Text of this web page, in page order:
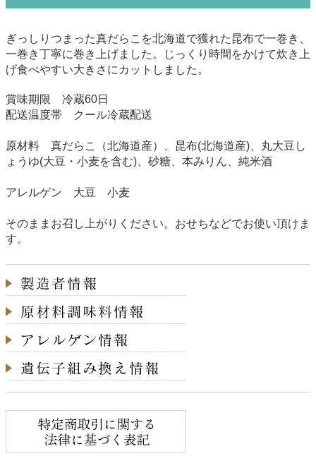
ぎっしりつまった真だらこを北海道で獲れた昆布で一巻き、
一巻き丁寧に巻き上げました。じっくり時間をかけて炊き上
げ食べやすい大きさにカットしました。
賞味期限 冷蔵60日
配送温度帯 クール冷蔵配送
原材料 真だらこ（北海道産）、昆布(北海道産)、丸大豆し
ょうゆ(大豆・小麦を含む)、砂糖、本みりん、純米酒
アレルゲン 大豆 小麦
そのままお召し上がりください。おせちなどでお使い頂けま
す。